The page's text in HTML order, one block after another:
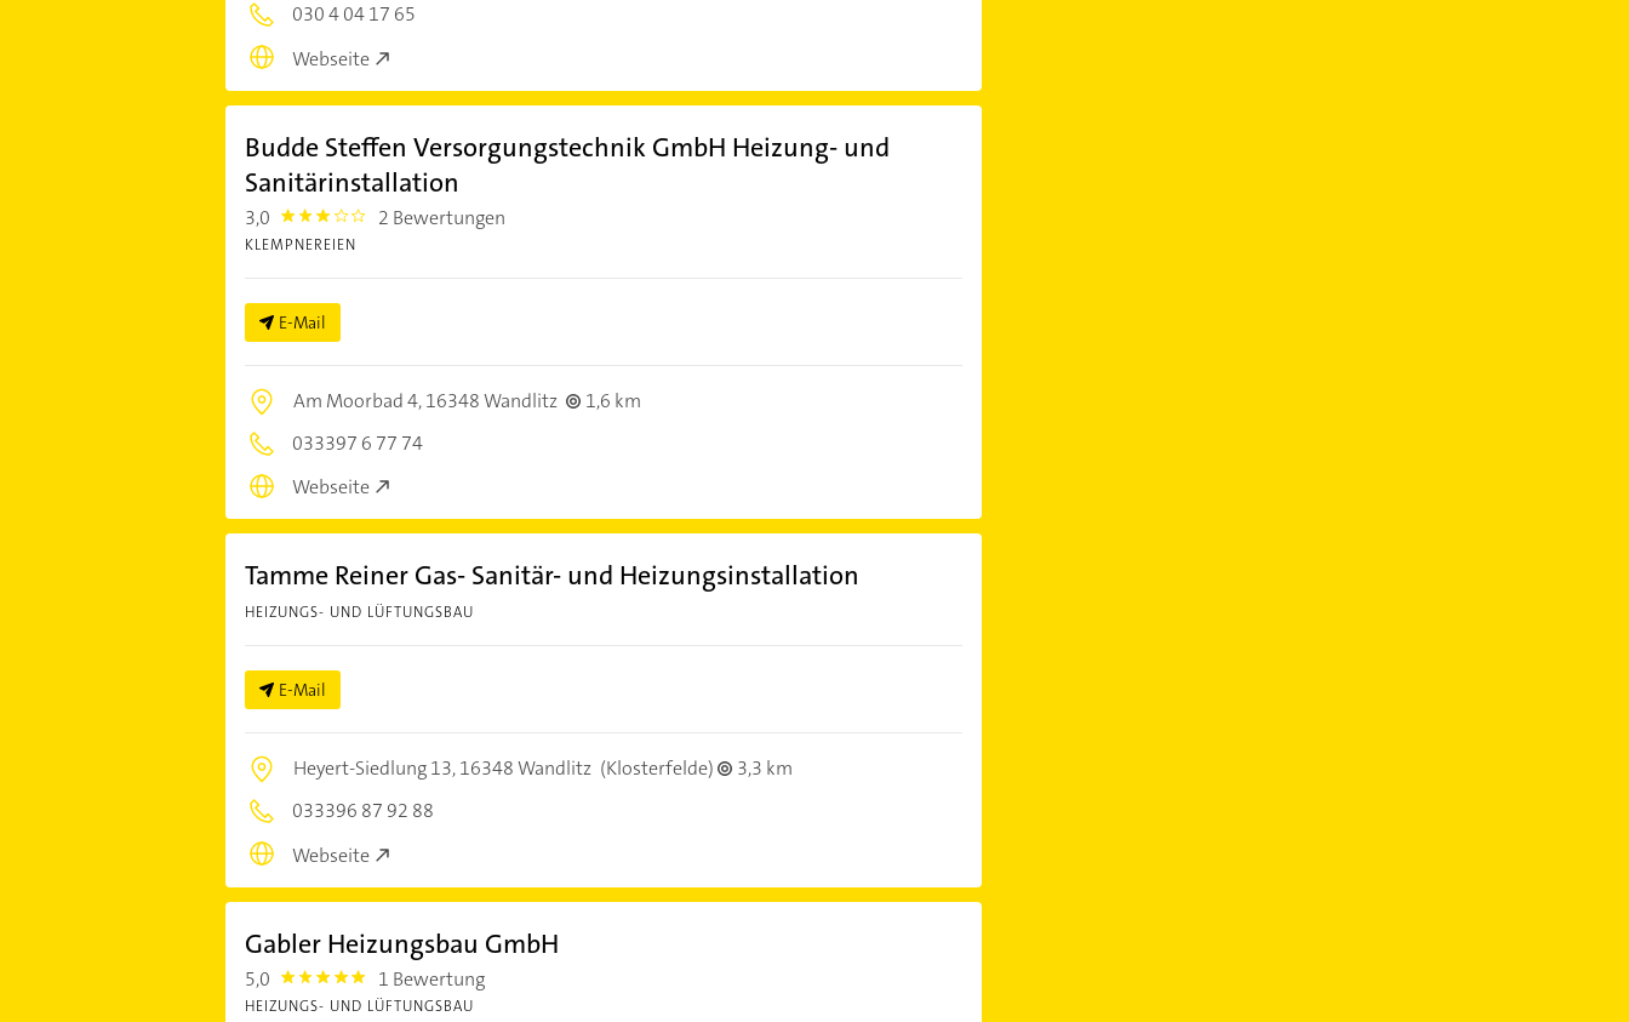
030 4 04 17 65
Webseite
Budde Steffen Versorgungstechnik GmbH Heizung- und
Sanitärinstallation
3,0 3.0 2 Bewertungen
KLEMPNEREIEN
E-Mail
Am Moorbad 4,16348 Wandlitz
1,6 km
033397 6 77 74
Webseite
Tamme Reiner Gas- Sanitär- und Heizungsinstallation
HEIZUNGS- UND LÜFTUNGSBAU
E-Mail
Heyert-Siedlung 13,16348 Wandlitz (Klosterfelde)
3,3 km
033396 87 92 88
Webseite
Gabler Heizungsbau GmbH
5,0 5.0 1 Bewertung
HEIZUNGS- UND LÜFTUNGSBAU